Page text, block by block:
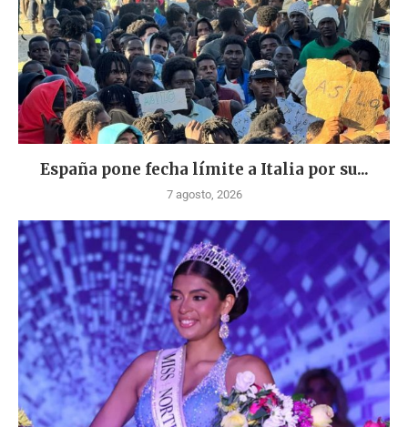
España pone fecha límite a Italia por su...
7 agosto, 2026